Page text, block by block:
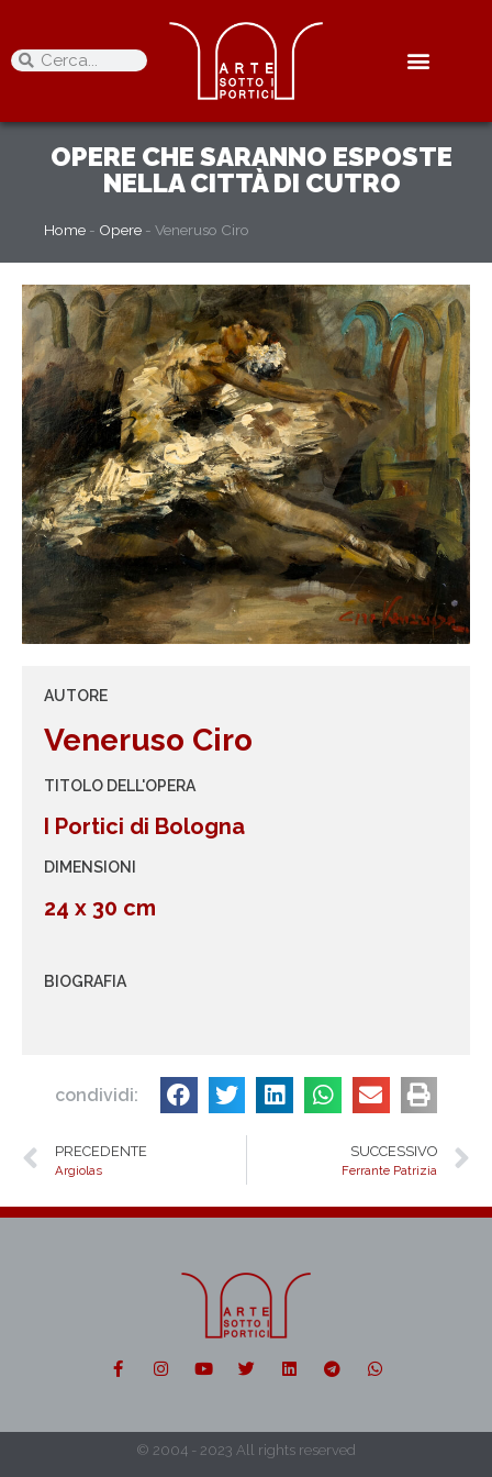
OPERE CHE SARANNO ESPOSTE
NELLA CITTÀ DI CUTRO
Home - Opere - Veneruso Ciro
AUTORE
Veneruso Ciro
TITOLO DELL'OPERA
I Portici di Bologna
DIMENSIONI
24 x 30 cm
BIOGRAFIA
condividi:
PRECEDENTE
Argiolas
SUCCESSIVO
Ferrante Patrizia
© 2004 - 2023 All rights reserved